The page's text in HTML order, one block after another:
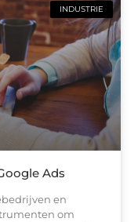
INDUSTRIE
Ads
en
om